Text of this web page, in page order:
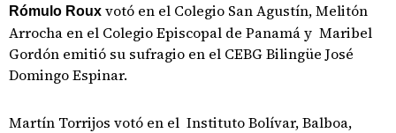
Rómulo Roux votó en el Colegio San Agustín, Melitón
Arrocha en el Colegio Episcopal de Panamá y Maribel
Gordón emitió su sufragio en el CEBG Bilingüe José
Domingo Espinar.
Martín Torrijos votó en el Instituto Bolívar, Balboa,